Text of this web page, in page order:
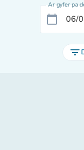
Ar gyfer pa
calendar_today
filter_list